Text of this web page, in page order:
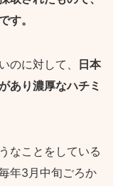
す。
のに対して、
日本
あり濃厚なハチミ
なことをしている
年3月中旬ごろか